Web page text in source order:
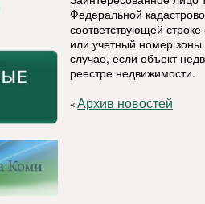
Федеральной
соответствующей
или учетный номер
случае, если объект
реестре недвижимости.
«Архив новостей